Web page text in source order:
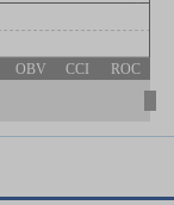
OBV CCI ROC